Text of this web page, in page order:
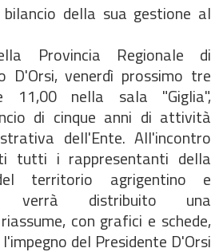
della sua gestione al
Provincia Regionale di
D'Orsi, venerdì prossimo tre
11,00 nella sala "Giglia",
di cinque anni di attività
dell'Ente. All'incontro
tutti i rappresentanti della
territorio agrigentino e
verrà distribuito una
con grafici e schede,
del Presidente D'Orsi